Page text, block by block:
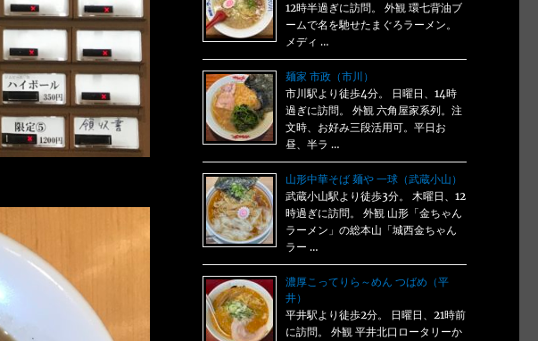
12時半過ぎに訪問。 外観 環七背油ブ
ームで名を馳せたまぐろラーメン。
メディ …
麺家 市政（市川）
市川駅より徒歩4分。 日曜日、14時
過ぎに訪問。 外観 六角屋家系列。注
文時、お好み三段活用可。平日お
昼、半ラ …
山形中華そば 麺や 一球（武蔵小山）
武蔵小山駅より徒歩3分。 木曜日、12
時過ぎに訪問。 外観 山形「金ちゃん
ラーメン」の総本山「城西金ちゃん
ラー …
濃厚こってりら～めん つばめ（平
井）
平井駅より徒歩2分。 日曜日、21時前
に訪問。 外観 平井北口ロータリーか